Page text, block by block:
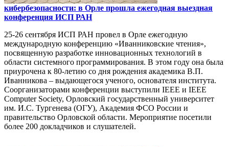
кибербезопасности: в Орле прошла ежегодная выездная
конференция ИСП РАН
25-26 сентября ИСП РАН провел в Орле ежегодную
международную конференцию «Иванниковские чтения»,
посвященную разработке инновационных технологий в
области системного программирования. В этом году она была
приурочена к 80-летию со дня рождения академика В.П.
Иванникова – выдающегося ученого, основателя института.
Соорганизаторами конференции выступили IEEE и IEEE
Computer Society, Орловский государственный университет
им. И.С. Тургенева (ОГУ), Академия ФСО России и
правительство Орловской области. Мероприятие посетили
более 200 докладчиков и слушателей.